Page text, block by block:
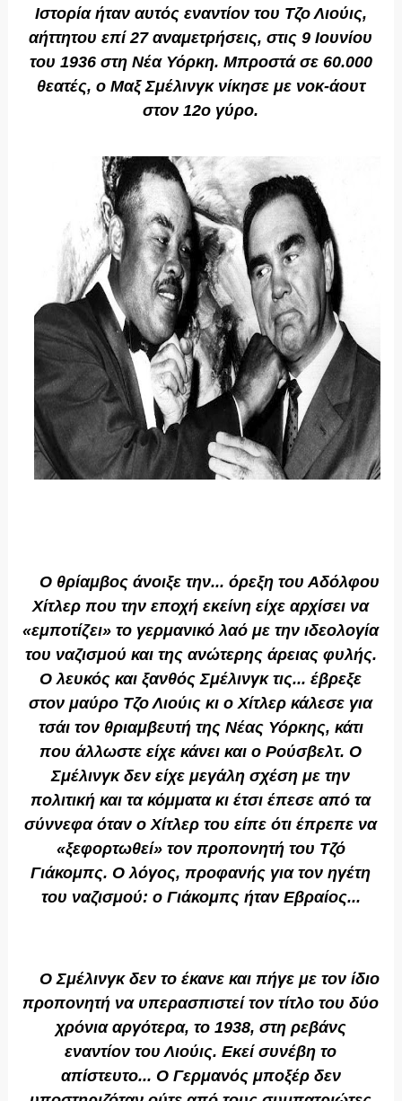
Ιστορία ήταν αυτός εναντίον του Τζο Λιούις,
αήττητου επί 27 αναμετρήσεις, στις 9 Ιουνίου
του 1936 στη Νέα Υόρκη. Μπροστά σε 60.000
θεατές, ο Μαξ Σμέλινγκ νίκησε με νοκ-άουτ
στον 12ο γύρο.
Ο θρίαμβος άνοιξε την... όρεξη του Αδόλφου
Χίτλερ που την εποχή εκείνη είχε αρχίσει να
«εμποτίζει» το γερμανικό λαό με την ιδεολογία
του ναζισμού και της ανώτερης άρειας φυλής.
Ο λευκός και ξανθός Σμέλινγκ τις... έβρεξε
στον μαύρο Τζο Λιούις κι ο Χίτλερ κάλεσε για
τσάι τον θριαμβευτή της Νέας Υόρκης, κάτι
που άλλωστε είχε κάνει και ο Ρούσβελτ. Ο
Σμέλινγκ δεν είχε μεγάλη σχέση με την
πολιτική και τα κόμματα κι έτσι έπεσε από τα
σύννεφα όταν ο Χίτλερ του είπε ότι έπρεπε να
«ξεφορτωθεί» τον προπονητή του Τζό
Γιάκομπς. Ο λόγος, προφανής για τον ηγέτη
του ναζισμού: ο Γιάκομπς ήταν Εβραίος...
Ο Σμέλινγκ δεν το έκανε και πήγε με τον ίδιο
προπονητή να υπερασπιστεί τον τίτλο του δύο
χρόνια αργότερα, το 1938, στη ρεβάνς
εναντίον του Λιούις. Εκεί συνέβη το
απίστευτο... Ο Γερμανός μποξέρ δεν